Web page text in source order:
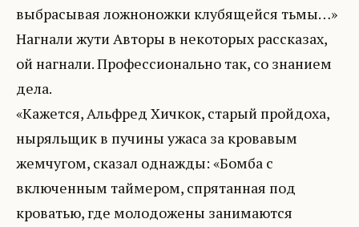
выбрасывая ложноножки клубящейся тьмы…»
Нагнали жути Авторы в некоторых рассказах,
ой нагнали. Профессионально так, со знанием
дела.
«Кажется, Альфред Хичкок, старый пройдоха,
ныряльщик в пучины ужаса за кровавым
жемчугом, сказал однажды: «Бомба с
включенным таймером, спрятанная под
кроватью, где молодожены занимаются